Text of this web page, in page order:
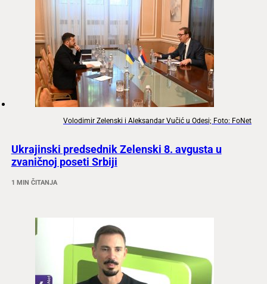
Volodimir Zelenski i Aleksandar Vučić u Odesi; Foto: FoNet
Ukrajinski predsednik Zelenski 8. avgusta u
zvaničnoj poseti Srbiji
1 MIN ČITANJA